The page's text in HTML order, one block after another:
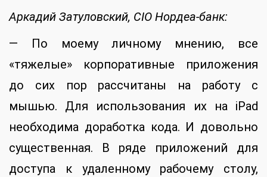
Аркадий Затуловский, CIO Нордеа-банк:
— По моему личному мнению, все
«тяжелые» корпоративные приложения
до сих пор рассчитаны на работу с
мышью. Для использования их на iPad
необходима доработка кода. И довольно
существенная. В ряде приложений для
доступа к удаленному рабочему столу,